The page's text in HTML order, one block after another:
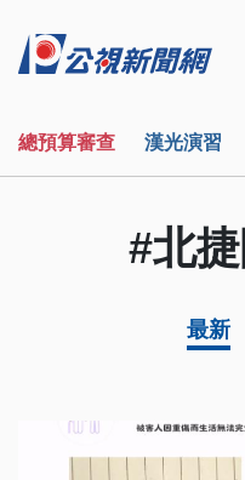
總預算審查 漢光演習
#北
最新